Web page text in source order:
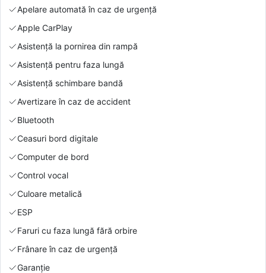
Apelare automată în caz de urgență
Apple CarPlay
Asistență la pornirea din rampă
Asistență pentru faza lungă
Asistență schimbare bandă
Avertizare în caz de accident
Bluetooth
Ceasuri bord digitale
Computer de bord
Control vocal
Culoare metalică
ESP
Faruri cu faza lungă fără orbire
Frânare în caz de urgență
Garanție